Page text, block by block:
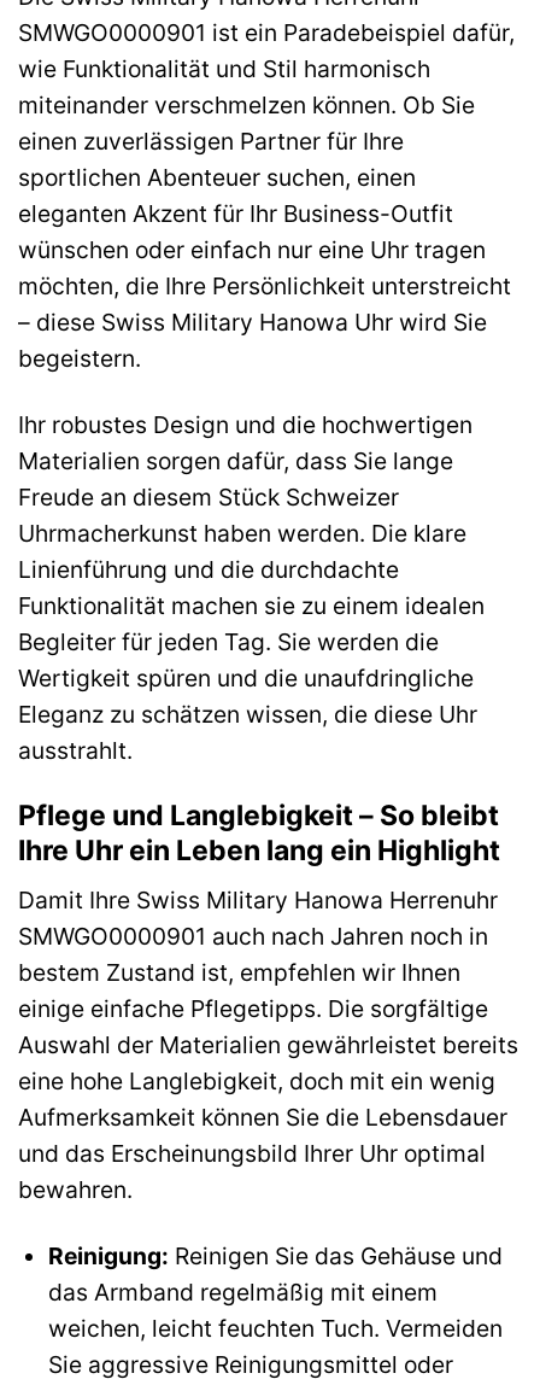
SMWGO0000901 ist ein Paradebeispiel dafür,
wie Funktionalität und Stil harmonisch
miteinander verschmelzen können. Ob Sie
einen zuverlässigen Partner für Ihre
sportlichen Abenteuer suchen, einen
eleganten Akzent für Ihr Business-Outfit
wünschen oder einfach nur eine Uhr tragen
möchten, die Ihre Persönlichkeit unterstreicht
– diese Swiss Military Hanowa Uhr wird Sie
begeistern.
Ihr robustes Design und die hochwertigen
Materialien sorgen dafür, dass Sie lange
Freude an diesem Stück Schweizer
Uhrmacherkunst haben werden. Die klare
Linienführung und die durchdachte
Funktionalität machen sie zu einem idealen
Begleiter für jeden Tag. Sie werden die
Wertigkeit spüren und die unaufdringliche
Eleganz zu schätzen wissen, die diese Uhr
ausstrahlt.
Pflege und Langlebigkeit – So bleibt
Ihre Uhr ein Leben lang ein Highlight
Damit Ihre Swiss Military Hanowa Herrenuhr
SMWGO0000901 auch nach Jahren noch in
bestem Zustand ist, empfehlen wir Ihnen
einige einfache Pflegetipps. Die sorgfältige
Auswahl der Materialien gewährleistet bereits
eine hohe Langlebigkeit, doch mit ein wenig
Aufmerksamkeit können Sie die Lebensdauer
und das Erscheinungsbild Ihrer Uhr optimal
bewahren.
Reinigung: Reinigen Sie das Gehäuse und
das Armband regelmäßig mit einem
weichen, leicht feuchten Tuch. Vermeiden
Sie aggressive Reinigungsmittel oder